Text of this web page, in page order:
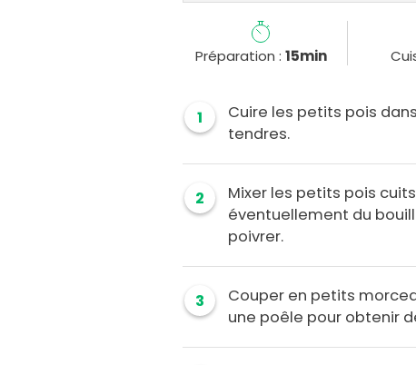
Préparation : 15min
1
Cuire les petits pois
tendres.
2
Mixer les petits pois
éventuellement du
poivrer.
3
Couper en petits
une poêle pour obtenir